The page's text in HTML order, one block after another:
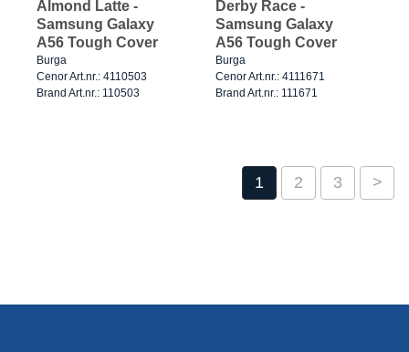
Almond Latte -
Samsung Galaxy
A56 Tough Cover
Burga
Cenor Art.nr.: 4110503
Brand Art.nr.: 110503
Derby Race -
Samsung Galaxy
A56 Tough Cover
Burga
Cenor Art.nr.: 4111671
Brand Art.nr.: 111671
1 2 3 >